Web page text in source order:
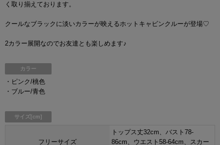
く取り揃えております。
クールなブラックに淡いカラーが映えるホットキャビンクルーが登場♡
2カラー展開なのでお友達とも楽しめます♪
カラー
・ピンク/桃色
・ブルー/青色
サイズ[cm]
フリーサイズ
トップス丈32cm、バスト78-
86cm、ウエスト58-64cm、スカー